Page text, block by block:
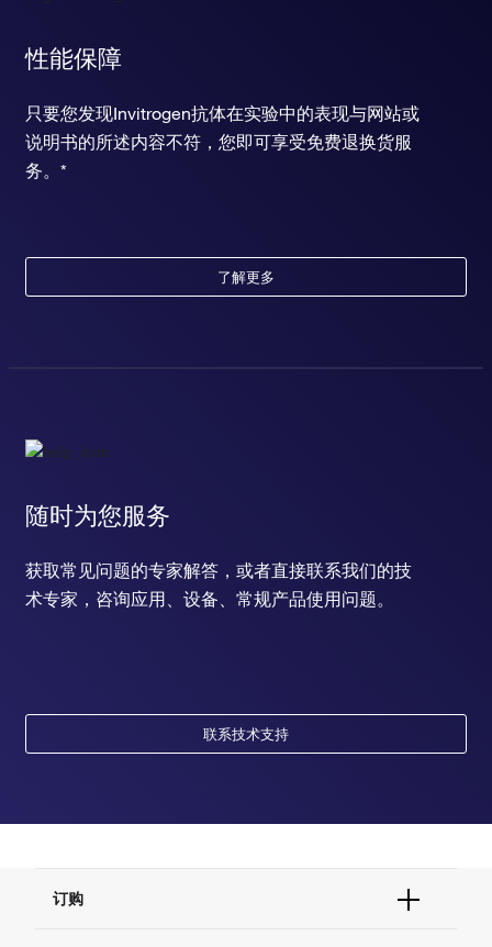
性能保障
只要您发现Invitrogen抗体在实验中的表现与网站或
说明书的所述内容不符，您即可享受免费退换货服
务。*
了解更多
随时为您服务
获取常见问题的专家解答，或者直接联系我们的技
术专家，咨询应用、设备、常规产品使用问题。
联系技术支持
订购